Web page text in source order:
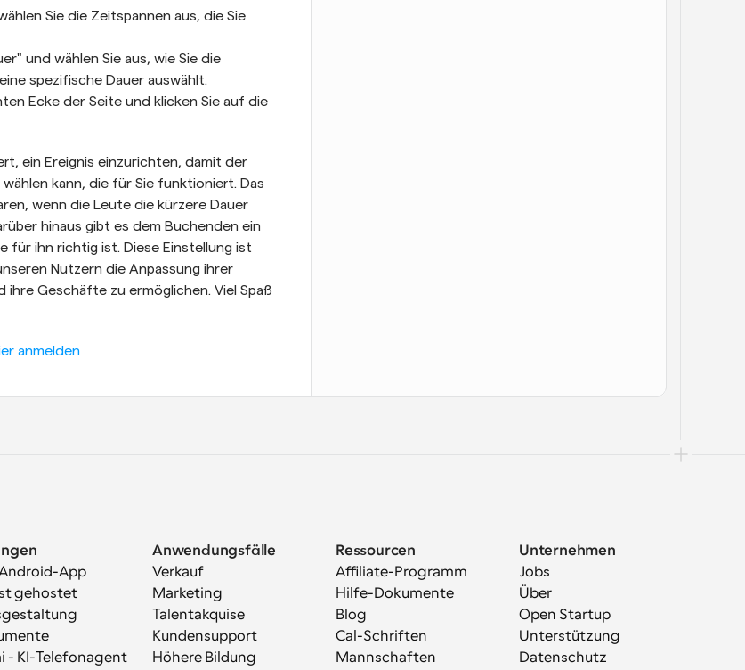
Sie die Zeitspannen aus, die Sie
und wählen Sie aus, wie Sie die
spezifische Dauer auswählt.
Ecke der Seite und klicken Sie auf die
ein Ereignis einzurichten, damit der
kann, die für Sie funktioniert. Das
wenn die Leute die kürzere Dauer
hinaus gibt es dem Buchenden ein
für ihn richtig ist. Diese Einstellung ist
Nutzern die Anpassung ihrer
ihre Geschäfte zu ermöglichen. Viel Spaß
anmelden
App
gehostet
- KI-Telefonagent
Anwendungsfälle
Verkauf
Marketing
Talentakquise
Kundensupport
Höhere Bildung
Ressourcen
Affiliate-Programm
Hilfe-Dokumente
Blog
Cal-Schriften
Mannschaften
Unternehmen
Jobs
Über
Open Startup
Unterstützung
Datenschutz